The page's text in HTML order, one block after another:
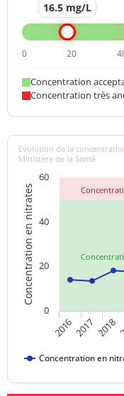
16.5 mg/L
0 20
Concentration
Concentration très
Concentration en nitrates
Evolution de la
Ministère de la Santé
Concentration en
20162017 2018
0
20
40
60